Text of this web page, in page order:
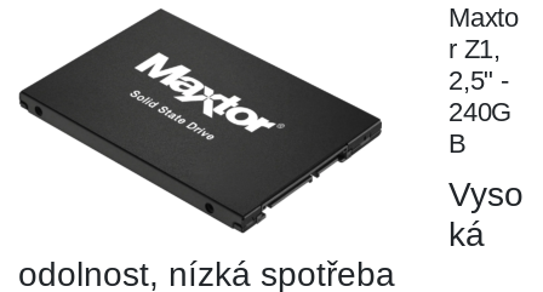
Maxto
r Z1,
2,5" -
240G
B
Vyso
ká
odolnost, nízká spotřeba